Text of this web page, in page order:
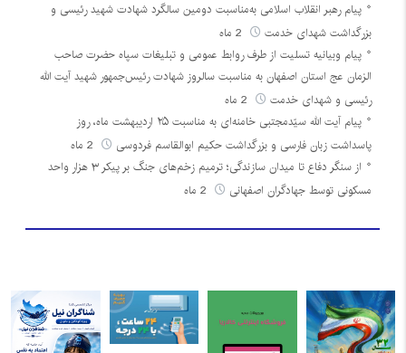
پیام رهبر انقلاب اسلامی به‌مناسبت دومین سالگرد شهادت شهید رئیسی و
بزرگداشت شهدای خدمت
پیام وبیانیه تسلیت از طرف روابط عمومی و تبلیغات سپاه حضرت صاحب
الزمان عج استان اصفهان به مناسبت سالروز شهادت رئیس‌جمهور شهید آیت الله
رئیسی و شهدای خدمت
پیام آیت الله سیّدمجتبی خامنه‌ای به مناسبت ۲۵ اردیبهشت ماه، روز
پاسداشت زبان فارسی و بزرگداشت حکیم ابوالقاسم فردوسی
از سنگر دفاع تا میدان سازندگی؛ ترمیم زخم‌های جنگ بر پیکر ۳ هزار واحد
مسکونی توسط جهادگران اصفهانی